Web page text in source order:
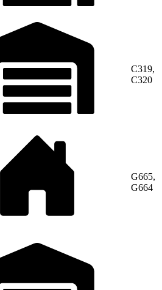
C319,
C320
G665,
G664